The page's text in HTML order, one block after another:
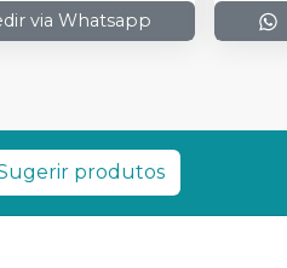
via Whatsapp
produtos